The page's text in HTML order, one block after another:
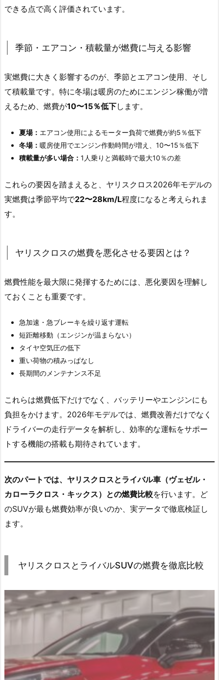
できる点で高く評価されています。
季節・エアコン・積載量が燃費に与える影響
実燃費に大きく影響するのが、季節とエアコン使用、そし
て積載量です。特に冬場は暖房のためにエンジン稼働が増
えるため、燃費が10〜15％低下します。
夏場： エアコン使用によるモーター負荷で燃費が約5％低下
冬場： 暖房使用でエンジン作動時間が増え、10〜15％低下
積載量が多い場合： 1人乗りと満載時で最大10％の差
これらの要因を踏まえると、ヤリスクロス2026年モデルの
実燃費は季節平均で22〜28km/L程度になると考えられま
す。
ヤリスクロスの燃費を悪化させる要因とは？
燃費性能を最大限に発揮するためには、悪化要因を理解し
ておくことも重要です。
急加速・急ブレーキを繰り返す運転
短距離移動（エンジンが温まらない）
タイヤ空気圧の低下
重い荷物の積みっぱなし
長期間のメンテナンス不足
これらは燃費低下だけでなく、バッテリーやエンジンにも
負担をかけます。2026年モデルでは、燃費改善だけでなく
ドライバーの走行データを解析し、効率的な運転をサポー
トする機能の搭載も期待されています。
次のパートでは、ヤリスクロスとライバル車（ヴェゼル・
カローラクロス・キックス）との燃費比較を行います。ど
のSUVが最も燃費効率が良いのか、実データで徹底検証し
ます。
ヤリスクロスとライバルSUVの燃費を徹底比較